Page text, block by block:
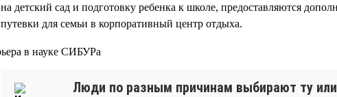
на детский сад и подготовку ребенка к школе, предоставляются
путевки для семьи в корпоративный центр отдыха.
Люди по разным причинам выбирают ту